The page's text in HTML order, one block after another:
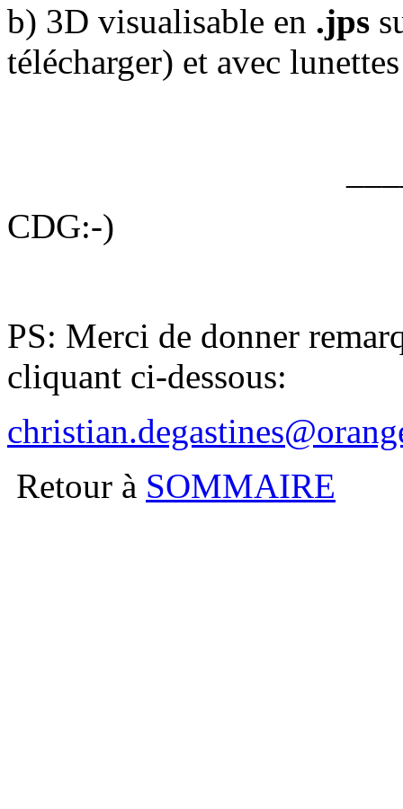
b) 3D visualisable en .jps
télécharger) et avec
CDG:-)
PS: Merci de donner
cliquant ci-dessous:
Retour à SOMMAIRE